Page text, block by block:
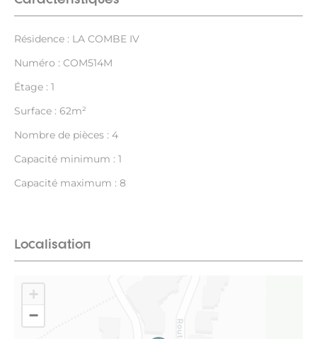
Résidence : LA COMBE IV
Numéro : COM514M
Étage : 1
Surface : 62m²
Nombre de pièces : 4
Capacité minimum : 1
Capacité maximum : 8
Localisation
+
−